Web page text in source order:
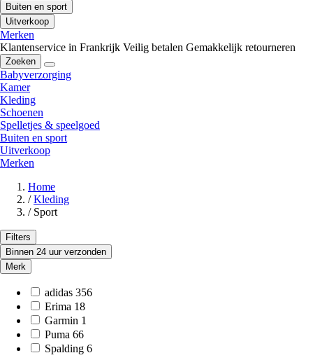
Buiten en sport
Uitverkoop
Merken
Klantenservice in Frankrijk Veilig betalen Gemakkelijk retourneren
Zoeken
Babyverzorging
Kamer
Kleding
Schoenen
Spelletjes & speelgoed
Buiten en sport
Uitverkoop
Merken
Home
/ Kleding
/ Sport
Filters
Binnen 24 uur verzonden
Merk
adidas 356
Erima 18
Garmin 1
Puma 66
Spalding 6